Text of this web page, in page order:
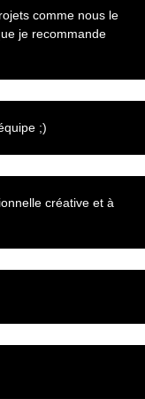
comme nous le
je recommande
;)
créative et à